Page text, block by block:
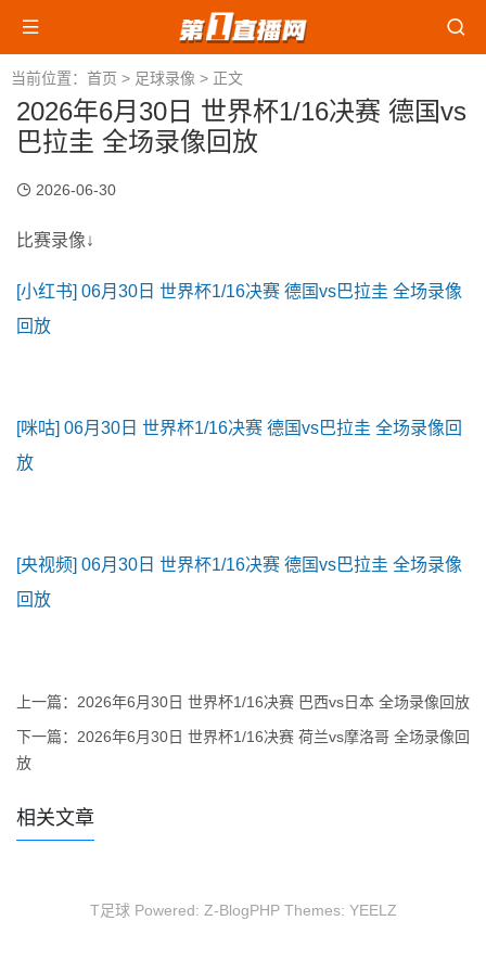
当前位置： 首页 > 足球录像 > 正文
2026年6月30日 世界杯1/16决赛 德国vs
巴拉圭 全场录像回放
2026-06-30
比赛录像↓
[小红书] 06月30日 世界杯1/16决赛 德国vs巴拉圭 全场录像
回放
[咪咕] 06月30日 世界杯1/16决赛 德国vs巴拉圭 全场录像回
放
[央视频] 06月30日 世界杯1/16决赛 德国vs巴拉圭 全场录像
回放
上一篇： 2026年6月30日 世界杯1/16决赛 巴西vs日本 全场录像回放
下一篇： 2026年6月30日 世界杯1/16决赛 荷兰vs摩洛哥 全场录像回
放
相关文章
T足球 Powered: Z-BlogPHPThemes: YEELZ